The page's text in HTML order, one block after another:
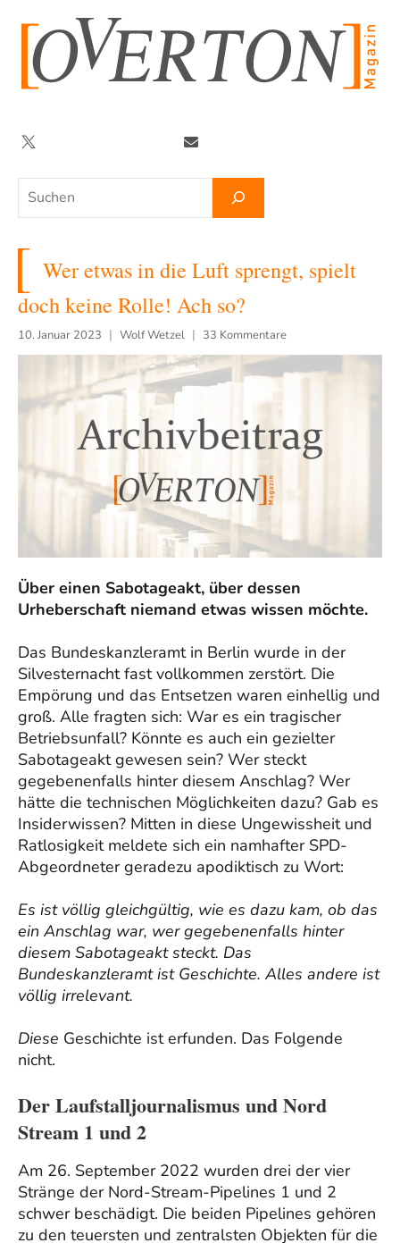
springen
Suchen
Twitter TelegramNewsletter
Wer etwas in die Luft sprengt, spielt
doch keine Rolle! Ach so?
10. Januar 2023 Wolf Wetzel 33 Kommentare
Über einen Sabotageakt, über dessen
Urheberschaft niemand etwas wissen möchte.
Das Bundeskanzleramt in Berlin wurde in der
Silvesternacht fast vollkommen zerstört. Die
Empörung und das Entsetzen waren einhellig und
groß. Alle fragten sich: War es ein tragischer
Betriebsunfall? Könnte es auch ein gezielter
Sabotageakt gewesen sein? Wer steckt
gegebenenfalls hinter diesem Anschlag? Wer
hätte die technischen Möglichkeiten dazu? Gab es
Insiderwissen? Mitten in diese Ungewissheit und
Ratlosigkeit meldete sich ein namhafter SPD-
Abgeordneter geradezu apodiktisch zu Wort:
Es ist völlig gleichgültig, wie es dazu kam, ob das
ein Anschlag war, wer gegebenenfalls hinter
diesem Sabotageakt steckt. Das
Bundeskanzleramt ist Geschichte. Alles andere ist
völlig irrelevant.
Diese Geschichte ist erfunden. Das Folgende
nicht.
Der Laufstalljournalismus und Nord
Stream 1 und 2
Am 26. September 2022 wurden drei der vier
Stränge der Nord-Stream-Pipelines 1 und 2
schwer beschädigt. Die beiden Pipelines gehören
zu den teuersten und zentralsten Objekten für die